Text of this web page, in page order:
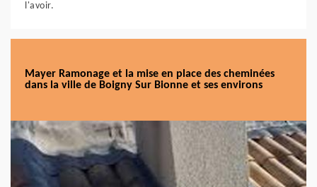
l'avoir.
Mayer Ramonage et la mise en place des cheminées
dans la ville de Boigny Sur Bionne et ses environs